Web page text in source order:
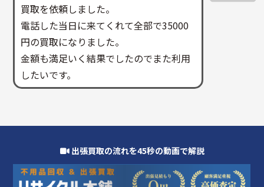
買取を依頼しました。
電話した当日に来てくれて全部で35000
円の買取になりました。
金額も満足いく結果でしたのでまた利用
したいです。
出張買取の流れを45秒の動画で解説